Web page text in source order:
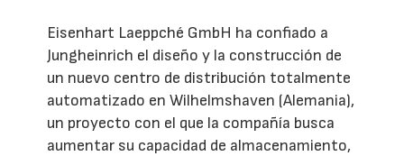
Eisenhart Laeppché GmbH ha confiado a
Jungheinrich el diseño y la construcción de
un nuevo centro de distribución totalmente
automatizado en Wilhelmshaven (Alemania),
un proyecto con el que la compañía busca
aumentar su capacidad de almacenamiento,